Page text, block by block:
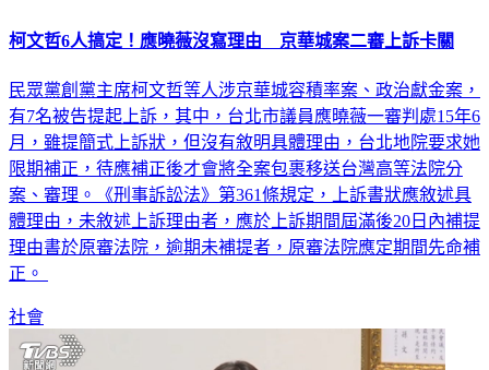
柯文哲6人搞定！應曉薇沒寫理由 京華城案二審上訴卡關
民眾黨創黨主席柯文哲等人涉京華城容積率案、政治獻金案，
有7名被告提起上訴，其中，台北市議員應曉薇一審判處15年6
月，雖提簡式上訴狀，但沒有敘明具體理由，台北地院要求她
限期補正，待應補正後才會將全案包裹移送台灣高等法院分
案、審理。《刑事訴訟法》第361條規定，上訴書狀應敘述具
體理由，未敘述上訴理由者，應於上訴期間屆滿後20日內補提
理由書於原審法院，逾期未補提者，原審法院應定期間先命補
正。
社會